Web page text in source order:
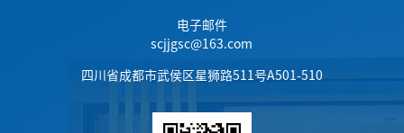
电子邮件
scjjgsc@163.com
四川省成都市武侯区星狮路511号A501-510